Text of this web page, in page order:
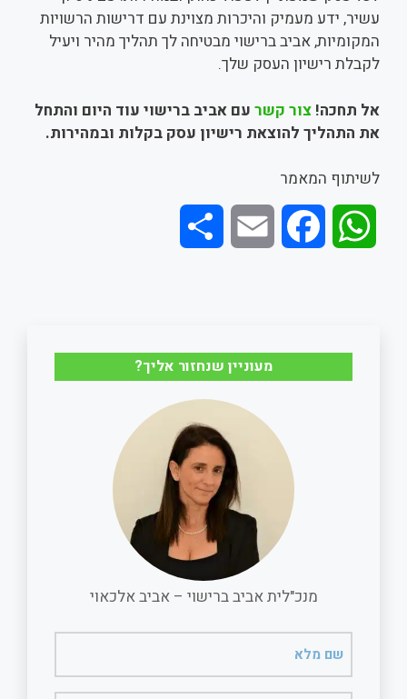
עשיר, ידע מעמיק והיכרות מצוינת עם דרישות הרשויות
המקומיות, אביב ברישוי מבטיחה לך תהליך מהיר ויעיל
לקבלת רישיון העסק שלך.
אל תחכה! צור קשר עם אביב ברישוי עוד היום והתחל
את התהליך להוצאת רישיון עסק בקלות ובמהירות.
לשיתוף המאמר
t
e
o
k
i
l
r
e
מעוניין שנחזור אליך?
מנכ"לית אביב ברישוי – אביב אלכאוי
מלא